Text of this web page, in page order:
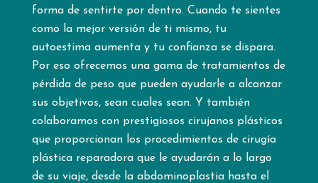
forma de sentirte por dentro. Cuando te sientes
como la mejor versión de ti mismo, tu
autoestima aumenta y tu confianza se dispara.
Por eso ofrecemos una gama de tratamientos de
pérdida de peso que pueden ayudarle a alcanzar
sus objetivos, sean cuales sean. Y también
colaboramos con prestigiosos cirujanos plásticos
que proporcionan los procedimientos de cirugía
plástica reparadora que le ayudarán a lo largo
de su viaje, desde la abdominoplastia hasta el